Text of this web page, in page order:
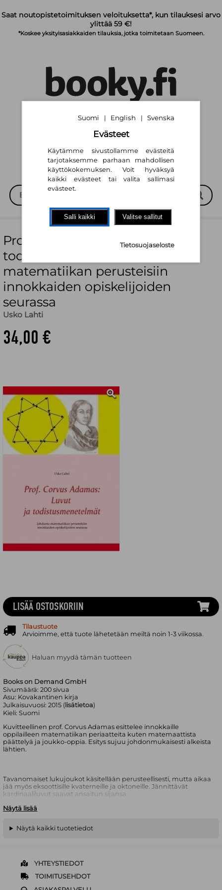
Saat noutopistetoimituksen veloituksetta*, kun tilauksesi arvo
ylittää 59 €!
*Koskee yksityisasiakkaiden tilauksia, jotka toimitetaan Suomeen.
Suomi | English | Svenska
Prof. Corvus Adamas - luvut ja
todistusmenetelmät : johdanto
matematiikan perusteisiin
innokkaiden opiskelijoiden
seurassa
Usko Lahti
34,00 €
Books on Demand GmbH
Sivumäärä:200 sivua
Asu: Kovakantinen kirja
Julkaisuvuosi:2015 ( lisätietoa)
Kieli:Suomi
Kuvitteellinen prof. Corvus Adamas esittelee innokkaille
oppilailleen matematiikan periaatteita kuten matemaattista
päättelyä ja joukko-oppia. Esitys sujuu johdonmukaisesti alkeista
lähtien.
Tavanomaiset lukujoukot käsitellään perusteellisesti, mutta aikaa
jää myös eksoottisille kvaterneille ja oktoneille. Jännittävät
kardinaaliluvut saavat ansaitun sijansa.
Pääroolissa ovat matemaattiset todistukset, joita käydään läpi
vaihtelevasti ja monipuolisesti. Perinteisten menetelmien ohessa
Kirja sisältää viittauksia ja avainsanoja ilmaiseen järjestelmään
Näytä lisää
LISÄÄ OSTOSKORIIN
Tilaustuote
Arvioimme, että tuote lähetetään meiltä noin 1-3 viikossa.
Haluan myydä tämän tuotteen
Näytä kaikki tuotetiedot
YHTEYSTIEDOT
TOIMITUSEHDOT
Suomi | English | Svenska
Evästeet
Käytämme sivustollamme evästeitä
tarjotaksemme parhaan mahdollisen
käyttökokemuksen. Voit hyväksyä
kaikki evästeet tai valita sallimasi
evästeet.
Salli kaikki Valitse sallitut
Tietosuojaseloste